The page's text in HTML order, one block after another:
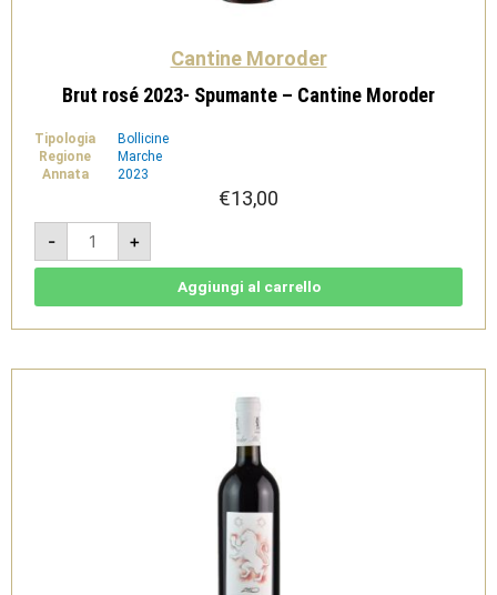
Cantine Moroder
Brut rosé 2023- Spumante – Cantine Moroder
Tipologia
Bollicine
Regione
Marche
Annata
2023
€13,00
-
Brut
rosé
2023-
Spumante
quantità
+
Aggiungi al carrello